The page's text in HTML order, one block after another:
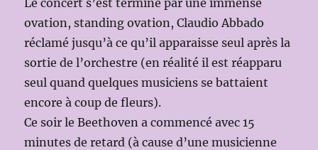
ovation, standing ovation, Claudio Abbado
réclamé jusqu’à ce qu’il apparaisse seul après la
sortie de l’orchestre (en réalité il est réapparu
seul quand quelques musiciens se battaient
encore à coup de fleurs).
Ce soir le Beethoven a commencé avec 15
minutes de retard (à cause d’une musicienne